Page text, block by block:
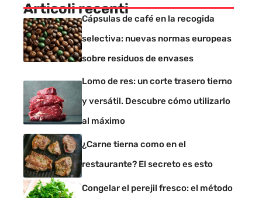
Articoli recenti
Cápsulas de café en la recogida
selectiva: nuevas normas europeas
sobre residuos de envases
Lomo de res: un corte trasero tierno
y versátil. Descubre cómo utilizarlo
al máximo
¿Carne tierna como en el
restaurante? El secreto es esto
Congelar el perejil fresco: el método